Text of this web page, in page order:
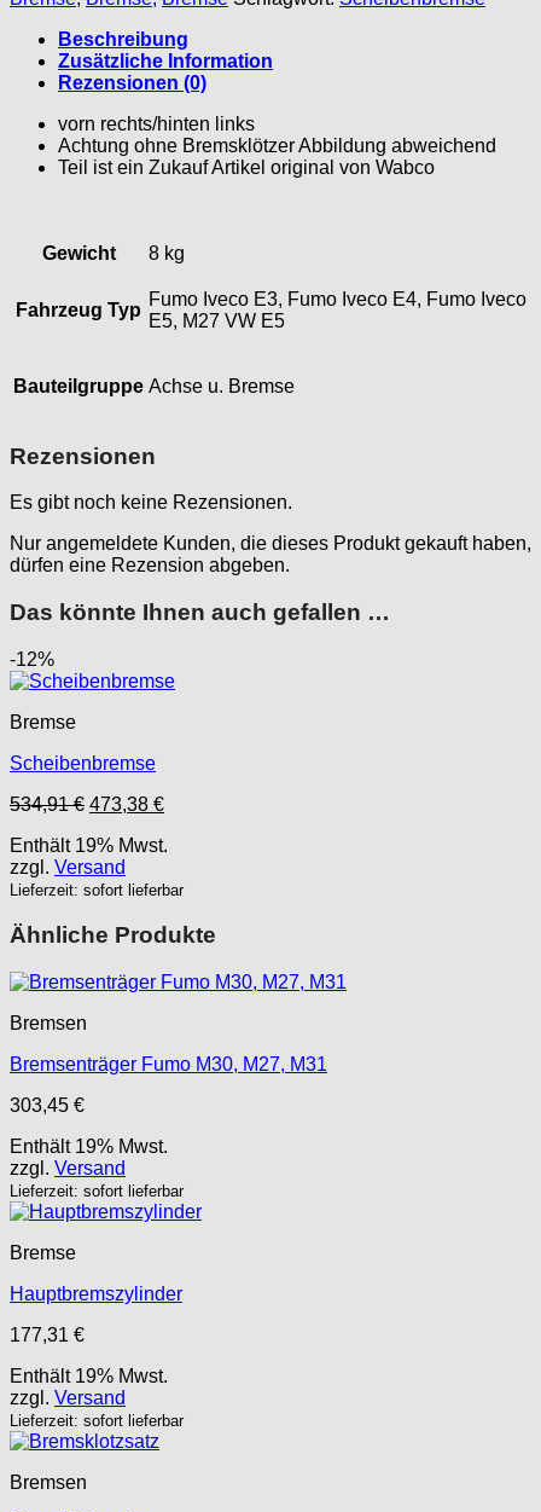
Beschreibung
Zusätzliche Information
Rezensionen (0)
vorn rechts/hinten links
Achtung ohne Bremsklötzer Abbildung abweichend
Teil ist ein Zukauf Artikel original von Wabco
Gewicht 8 kg
Fahrzeug Typ
Fumo Iveco E3, Fumo Iveco E4, Fumo Iveco
E5, M27 VW E5
Bauteilgruppe Achse u. Bremse
Rezensionen
Es gibt noch keine Rezensionen.
Nur angemeldete Kunden, die dieses Produkt gekauft haben,
dürfen eine Rezension abgeben.
Das könnte Ihnen auch gefallen …
-12%
Bremse
Scheibenbremse
534,91€ Ursprünglicher
war:
534,91 €
473,38 €Aktueller
ist:
Enthält 19% Mwst.
zzgl. Versand
Lieferzeit: sofort lieferbar
Ähnliche Produkte
Bremsen
Bremsenträger Fumo M30, M27, M31
303,45 €
Enthält 19% Mwst.
zzgl. Versand
Lieferzeit: sofort lieferbar
Bremse
Hauptbremszylinder
177,31 €
Enthält 19% Mwst.
zzgl. Versand
Lieferzeit: sofort lieferbar
Bremsen